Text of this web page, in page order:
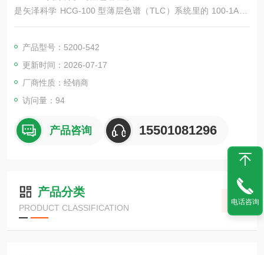
是矢泽科学 HCG-100 型薄层色谱（TLC）系统里的 100-1A 吸
附剂涂布器（涂板器），用于实验室自制薄层板，可精准涂布硅
产品型号：5200-542
更新时间：2026-07-17
厂商性质：经销商
访问量：94
产品咨询 15501081296
产品分类
PRODUCT CLASSIFICATION
电话咨询